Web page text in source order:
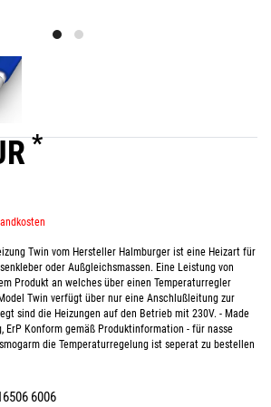
*
Twin vom Hersteller Halmburger ist eine Heizart für
oder Außgleichsmassen. Eine Leistung von
Produkt an welches über einen Temperaturregler
Twin verfügt über nur eine Anschlußleitung zur
sind die Heizungen auf den Betrieb mit 230V. - Made
ErP Konform gemäß Produktinformation - für nasse
die Temperaturregelung ist seperat zu bestellen
6006